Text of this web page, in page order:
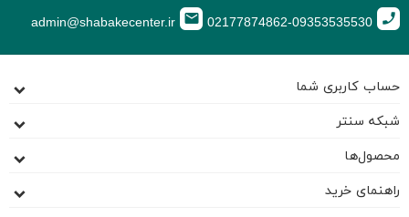
02177874862-09353535530
email
admin@shabakecenter.ir
کاربری شما
سنتر
خرید